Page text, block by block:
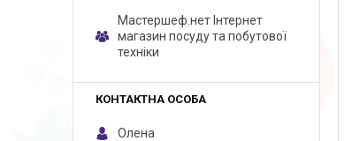
Мастершеф.нет Iнтернет
магазин посуду та побутової
техніки
Олена